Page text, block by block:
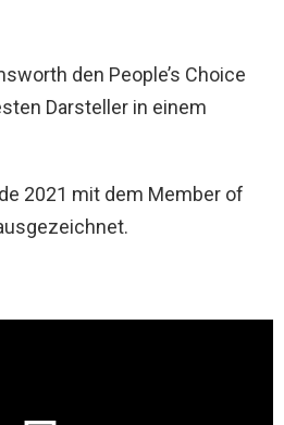
den People’s Choice
Darsteller in einem
2021 mit dem Member of